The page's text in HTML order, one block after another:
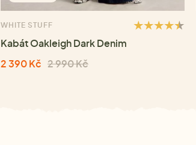
WHITE STUFF
Kabát Oakleigh Dark Denim
2 390 Kč 2 990 Kč